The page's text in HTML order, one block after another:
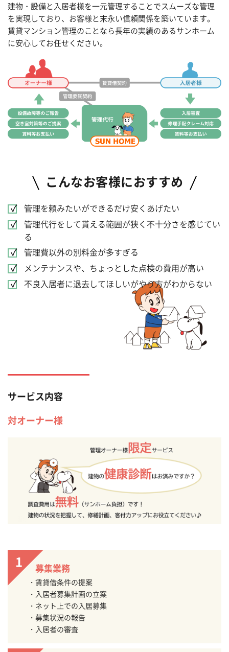
建物・設備と入居者様を一元管理することでスムーズな管理
を実現しており、お客様と末永い信頼関係を築いています。
賃貸マンション管理のことなら長年の実績のあるサンホーム
に安心してお任せください。
こんなお客様におすすめ
管理を頼みたいができるだけ安くあげたい
管理代行をして貰える範囲が狭く不十分さを感じてい
る
管理費以外の別料金が多すぎる
メンテナンスや、ちょっとした点検の費用が高い
不良入居者に退去してほしいがやり方がわからない
サービス内容
対オーナー様
募集業務
賃貸借条件の提案
入居者募集計画の立案
ネット上での入居募集
募集状況の報告
入居者の審査